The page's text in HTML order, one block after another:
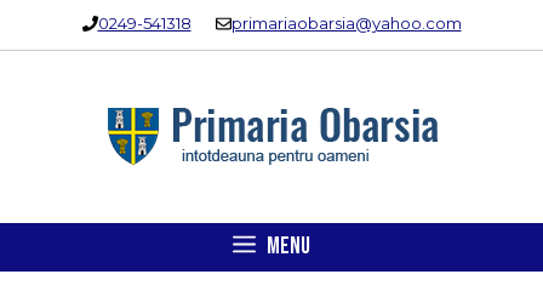
0249-541318 primariaobarsia@yahoo.com
MENU